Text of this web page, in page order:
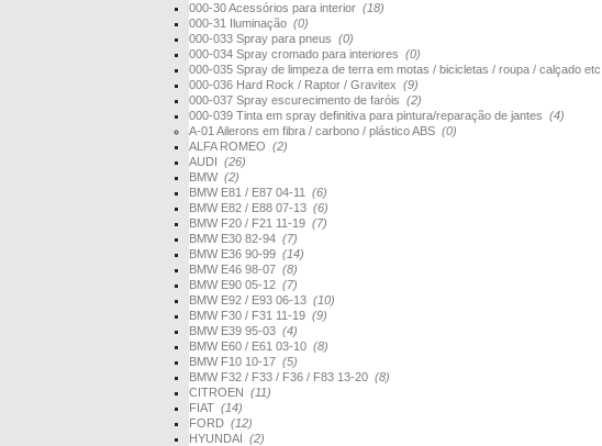
000-30 Acessórios para interior (18)
000-31 Iluminação (0)
000-033 Spray para pneus (0)
000-034 Spray cromado para interiores (0)
000-035 Spray de limpeza de terra em motas / bicicletas / roupa / calçado etc
000-036 Hard Rock / Raptor / Gravitex (9)
000-037 Spray escurecimento de faróis (2)
000-039 Tinta em spray definitiva para pintura/reparação de jantes (4)
A-01 Ailerons em fibra / carbono / plástico ABS (0)
ALFA ROMEO (2)
AUDI (26)
BMW (2)
BMW E81 / E87 04-11 (6)
BMW E82 / E88 07-13 (6)
BMW F20 / F21 11-19 (7)
BMW E30 82-94 (7)
BMW E36 90-99 (14)
BMW E46 98-07 (8)
BMW E90 05-12 (7)
BMW E92 / E93 06-13 (10)
BMW F30 / F31 11-19 (9)
BMW E39 95-03 (4)
BMW E60 / E61 03-10 (8)
BMW F10 10-17 (5)
BMW F32 / F33 / F36 / F83 13-20 (8)
CITROEN (11)
FIAT (14)
FORD (12)
HYUNDAI (2)